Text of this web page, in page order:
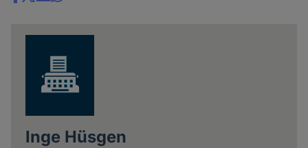
Share
Inge Hüsgen